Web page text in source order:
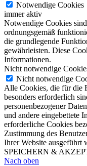
Notwendige Cookies
immer aktiv
Notwendige Cookies
ordnungsgemäß
die grundlegende
gewährleisten. Diese
Informationen.
Nicht notwendige
Nicht notwendige
Alle Cookies, die für die
besonders erforderlich
personenbezogener
und andere eingebettete
erforderliche Cookies
Zustimmung des
Ihrer Website ausgeführt
SPEICHERN &
Nach oben